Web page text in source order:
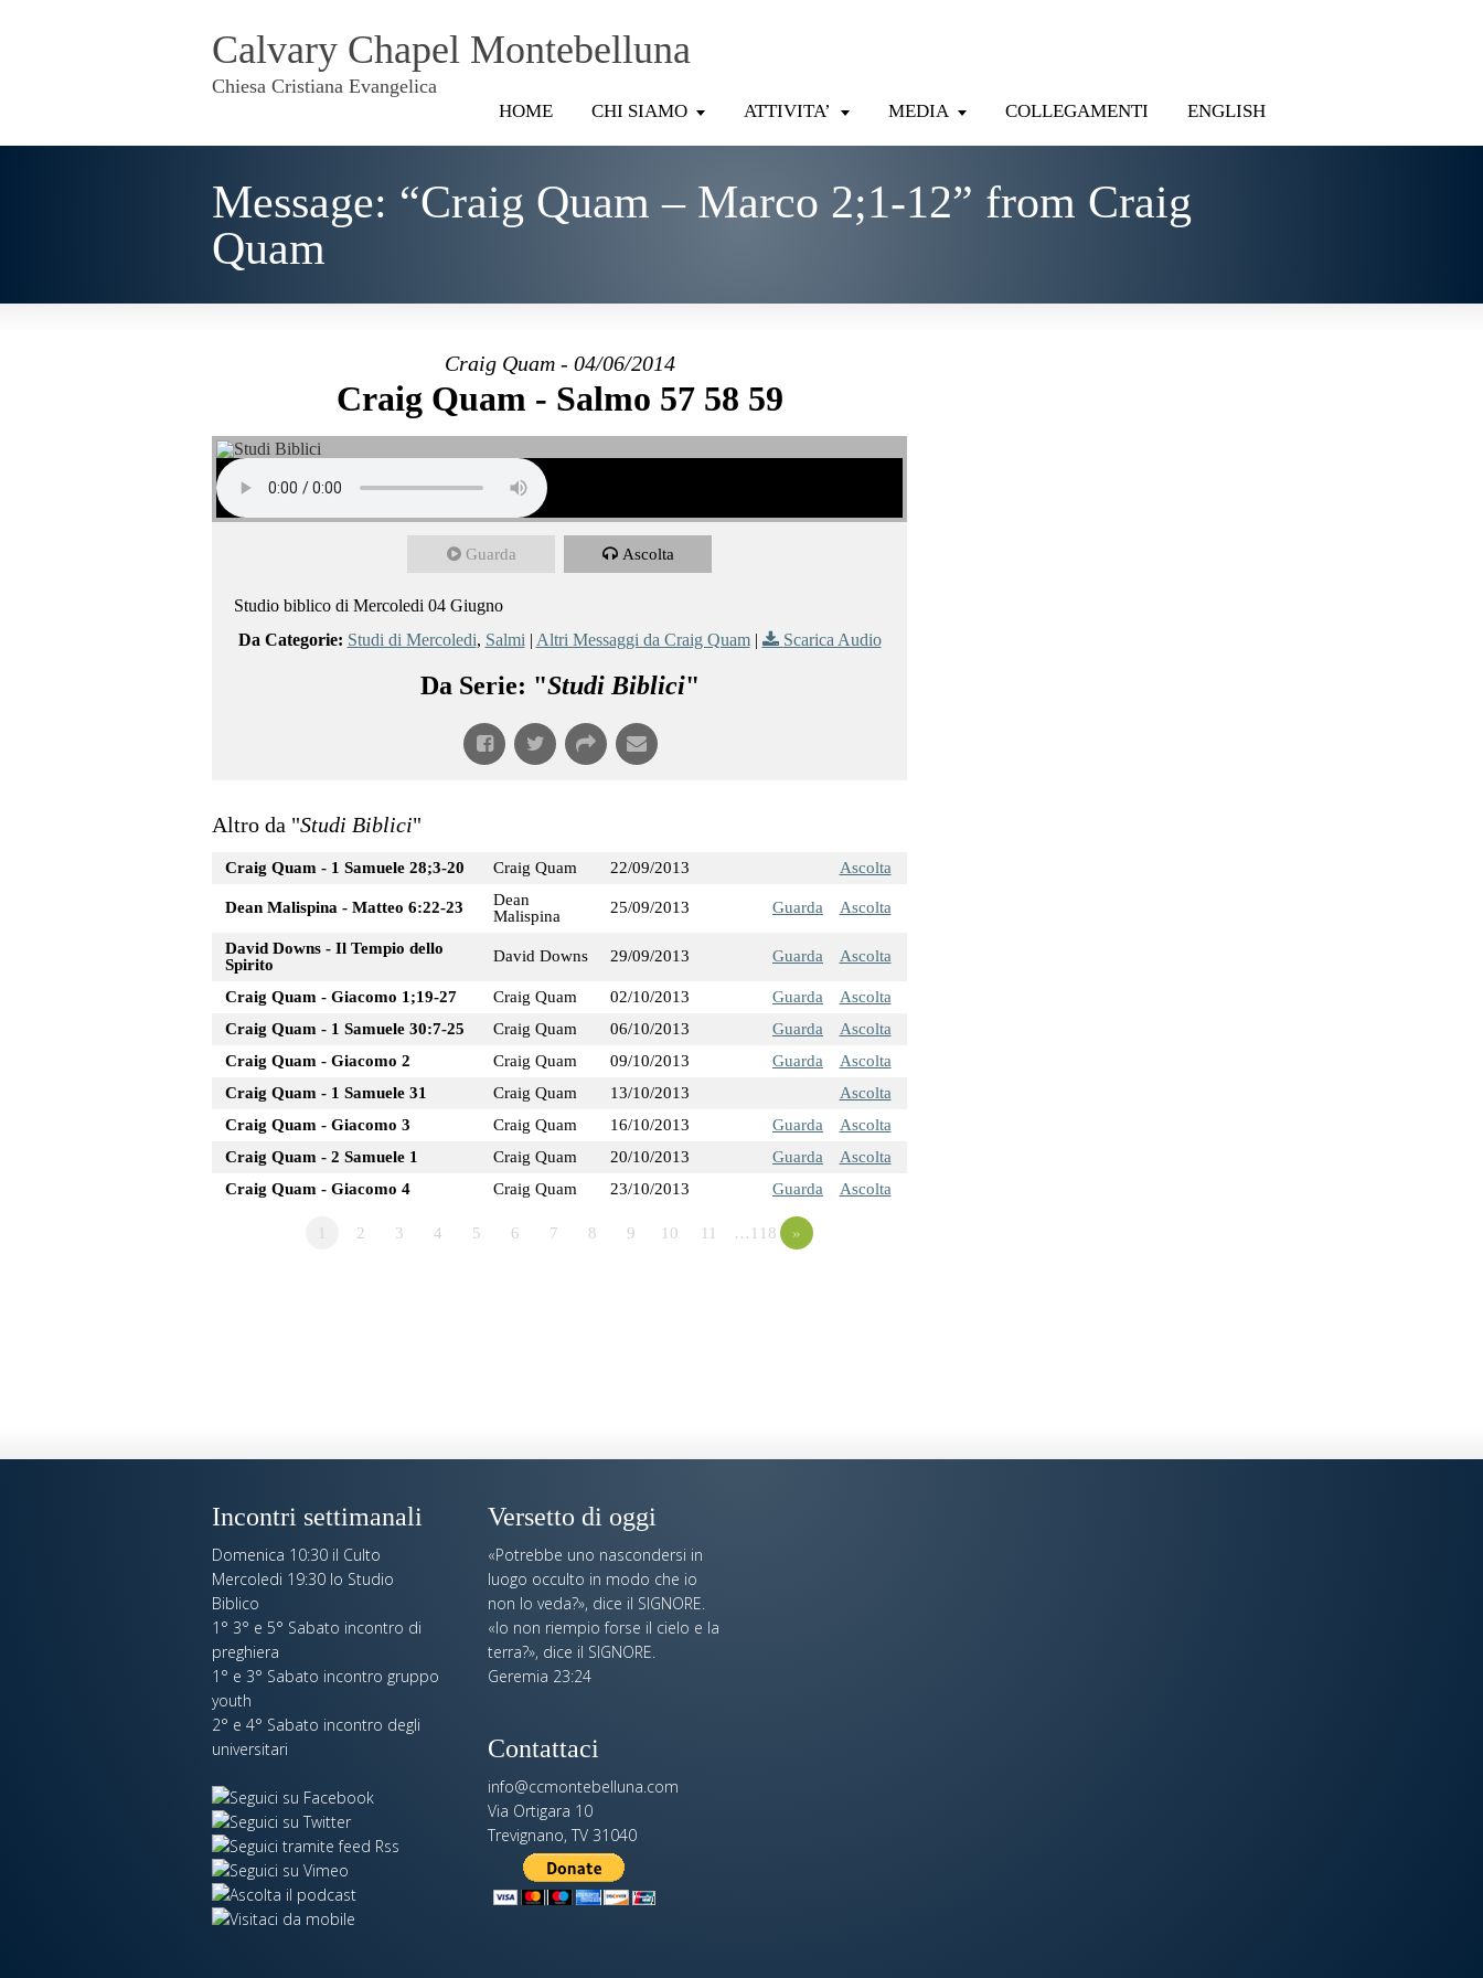
Calvary Chapel Montebelluna
Chiesa Cristiana Evangelica
HOME CHI SIAMO ATTIVITA’ MEDIA COLLEGAMENTI ENGLISH
Message: “Craig Quam – Marco 2;1-12” from Craig
Quam
Craig Quam - 04/06/2014
Craig Quam - Salmo 57 58 59
Guarda Ascolta
Studio biblico di Mercoledi 04 Giugno
Da Categorie: Studi di Mercoledi, Salmi | Altri Messaggi da Craig Quam| Scarica Audio
Da Serie: "Studi Biblici"
Altro da "Studi Biblici"
Craig Quam - 1 Samuele 28;3-20 Craig Quam 22/09/2013 Ascolta
Dean Malispina - Matteo 6:22-23
Dean
Malispina
25/09/2013 Guarda Ascolta
David Downs - Il Tempio dello
Spirito
David Downs 29/09/2013 Guarda Ascolta
Craig Quam - Giacomo 1;19-27 Craig Quam 02/10/2013 Guarda
Ascolta
Craig Quam - 1 Samuele 30:7-25
Craig Quam 06/10/2013 Guarda
Ascolta
Craig Quam - Giacomo 2
Craig Quam 09/10/2013 Guarda
Ascolta
Craig Quam - 1 Samuele 31
Craig Quam 13/10/2013
Ascolta
Craig Quam - Giacomo 3
Craig Quam 16/10/2013 Guarda
Ascolta
Craig Quam - 2 Samuele 1
Craig Quam 20/10/2013 Guarda
Ascolta
Craig Quam - Giacomo 4
Craig Quam 23/10/2013 Guarda Ascolta
2 3 4 5 6 7 8 9 10 11 …118 »
Incontri settimanali
Domenica 10:30 il Culto
Mercoledi 19:30 lo Studio
Biblico
1° 3° e 5° Sabato incontro di
preghiera
1° e 3° Sabato incontro gruppo
youth
2° e 4° Sabato incontro degli
universitari
Versetto di oggi
«Potrebbe uno nascondersi in
luogo occulto in modo che io
non lo veda?», dice il SIGNORE.
«Io non riempio forse il cielo e la
terra?», dice il SIGNORE.
Geremia 23:24
Contattaci
info@ccmontebelluna.com
Via Ortigara 10
Trevignano, TV 31040